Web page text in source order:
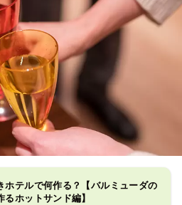
ホテルで何作る？【バルミューダの
るホットサンド編】